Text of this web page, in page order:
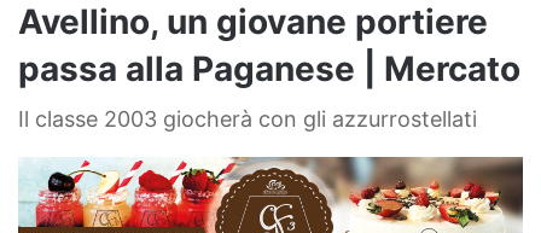
Avellino, un giovane portiere
passa alla Paganese | Mercato
Il classe 2003 giocherà con gli azzurrostellati